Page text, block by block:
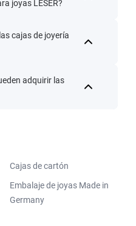
joyas LESER?
cajas de joyería
adquirir las
Cajas de cartón
Embalaje de joyas Made in
Germany